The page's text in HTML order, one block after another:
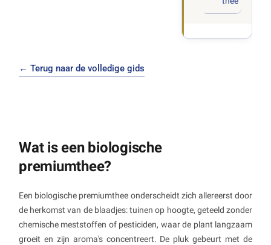
← Terug naar de volledige gids
Wat is een biologische
premiumthee?
Een biologische premiumthee onderscheidt zich allereerst door
de herkomst van de blaadjes: tuinen op hoogte, geteeld zonder
chemische meststoffen of pesticiden, waar de plant langzaam
groeit en zijn aroma's concentreert. De pluk gebeurt met de